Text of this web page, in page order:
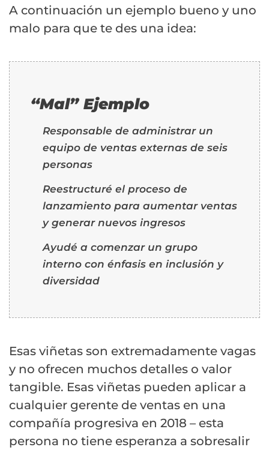
A continuación un ejemplo bueno y uno
malo para que te des una idea:
“Mal” Ejemplo
Responsable de administrar un
equipo de ventas externas de seis
personas
Reestructuré el proceso de
lanzamiento para aumentar ventas
y generar nuevos ingresos
Ayudé a comenzar un grupo
interno con énfasis en inclusión y
diversidad
Esas viñetas son extremadamente vagas
y no ofrecen muchos detalles o valor
tangible. Esas viñetas pueden aplicar a
cualquier gerente de ventas en una
compañía progresiva en 2018 – esta
persona no tiene esperanza a sobresalir